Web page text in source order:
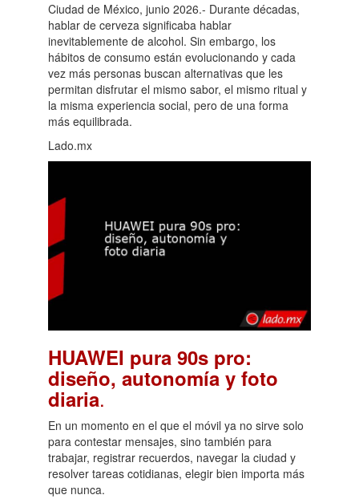
Ciudad de México, junio 2026.- Durante décadas,
hablar de cerveza significaba hablar
inevitablemente de alcohol. Sin embargo, los
hábitos de consumo están evolucionando y cada
vez más personas buscan alternativas que les
permitan disfrutar el mismo sabor, el mismo ritual y
la misma experiencia social, pero de una forma
más equilibrada.
Lado.mx
HUAWEI pura 90s pro:
diseño, autonomía y foto
diaria.
En un momento en el que el móvil ya no sirve solo
para contestar mensajes, sino también para
trabajar, registrar recuerdos, navegar la ciudad y
resolver tareas cotidianas, elegir bien importa más
que nunca.